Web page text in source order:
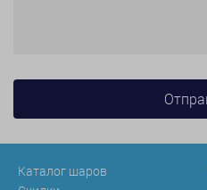
Каталог шаров